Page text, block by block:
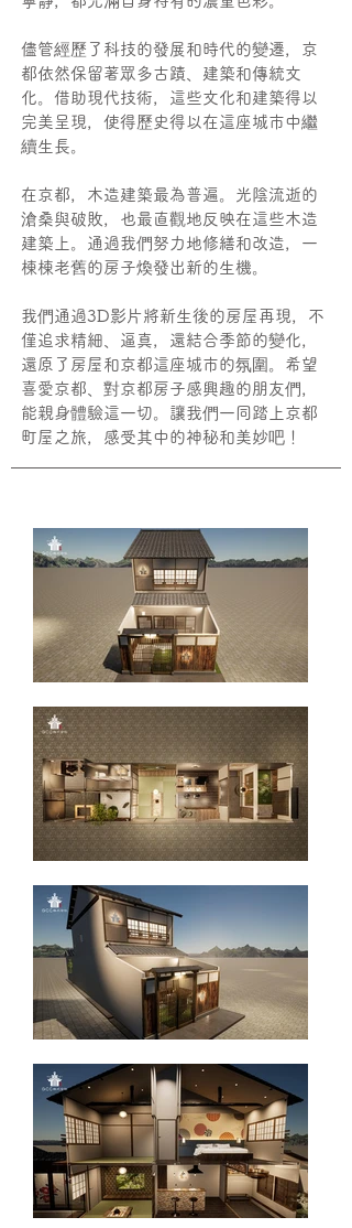
儘管經歷了科技的發展和時代的變遷，京
都依然保留著眾多古蹟、建築和傳統文
化。借助現代技術，這些文化和建築得以
完美呈現，使得歷史得以在這座城市中繼
續生長。
在京都，木造建築最為普遍。光陰流逝的
滄桑與破敗，也最直觀地反映在這些木造
建築上。通過我們努力地修繕和改造，一
棟棟老舊的房子煥發出新的生機。
我們通過3D影片將新生後的房屋再現，不
僅追求精細、逼真，還結合季節的變化，
還原了房屋和京都這座城市的氛圍。希望
喜愛京都、對京都房子感興趣的朋友們，
能親身體驗這一切。讓我們一同踏上京都
町屋之旅，感受其中的神秘和美妙吧！